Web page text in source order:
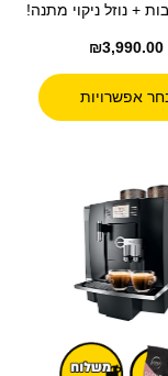
+ נוזל ניקוי מתנה!
₪3,990.00
אפשרויות